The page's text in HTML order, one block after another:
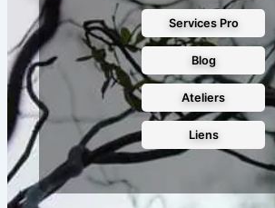
Services Pro
Blog
Ateliers
Liens